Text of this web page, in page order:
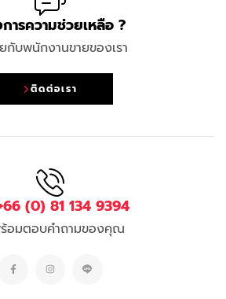
ารความช่วยเหลือ ?
บพนักงานขายของเรา
ติดต่อเรา
(0) 81 134 9394
ร้อมตอบคำถามของคุณ